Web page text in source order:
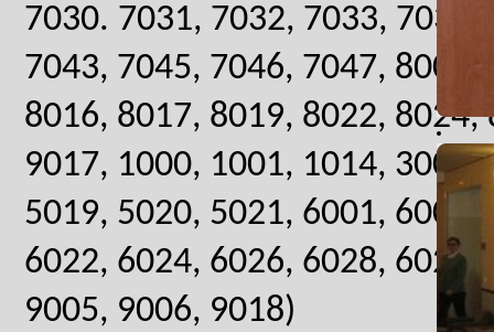
7030. 7031, 7032, 7033,
7043, 7045, 7046, 7047,
8016, 8017, 8019, 8022,
9017, 1000, 1001, 1014,
5019, 5020, 5021, 6001,
6022, 6024, 6026, 6028,
9005, 9006, 9018)